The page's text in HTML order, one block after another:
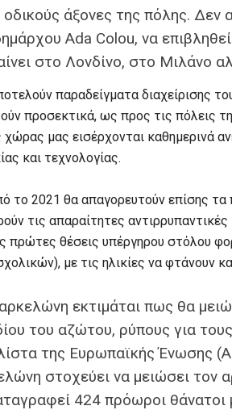
άξονες της πόλης. Δεν
Ada Colou, να
στο Λονδίνο, στο Μιλάνο
παραδείγματα διαχείρισης
προσεκτικά, ως προς τις πόλεις
χώρας μας εισέρχονται καθημερινά
και τεχνολογίας.
το 2021 θα απαγορευτούν επίσης
τις απαραίτητες
πρώτες θέσεις υπέργηρου στόλου
με τις ηλικίες να φτάνουν
εκτιμάται πως θα
του αζώτου, ρύπους για
της Ευρωπαϊκής Ένωσης
στοχεύει να μειώσει τον
424 πρόωροι θάνατοι